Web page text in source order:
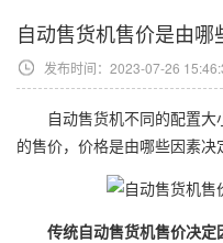
自动售货机售价是由哪
发布时间：2023-07-26
自动售货机不同的配置大
的售价，价格是由哪些因素决
传统自动售货机售价决定